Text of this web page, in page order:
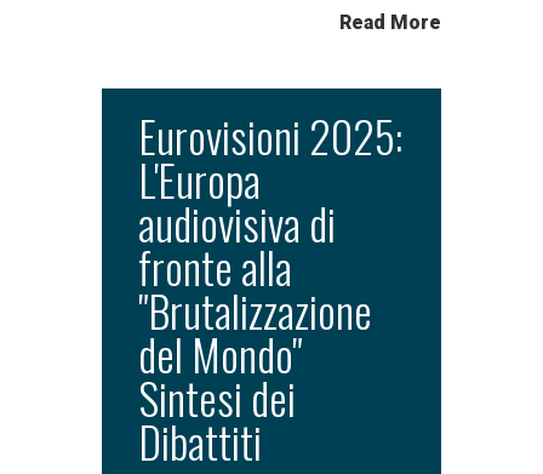
Read More
Eurovisioni 2025:
L'Europa
audiovisiva di
fronte alla
"Brutalizzazione
del Mondo"
Sintesi dei
Dibattiti